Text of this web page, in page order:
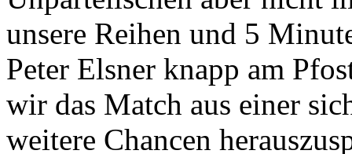
unsere Reihen und 5
Peter Elsner knapp am
wir das Match aus einer
weitere Chancen